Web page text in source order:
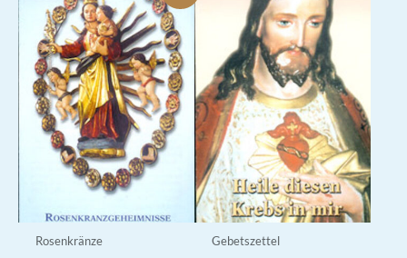
Rosenkränze Gebetszettel